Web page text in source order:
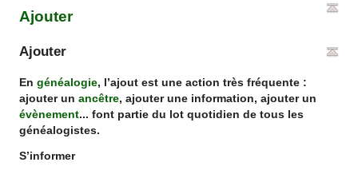
Ajouter
Ajouter
Engénéalogie, l’ajout est une action très fréquente :
ajouter unancêtre, ajouter une information, ajouter un
évènement... font partie du lot quotidien de tous les
généalogistes.
S’informer